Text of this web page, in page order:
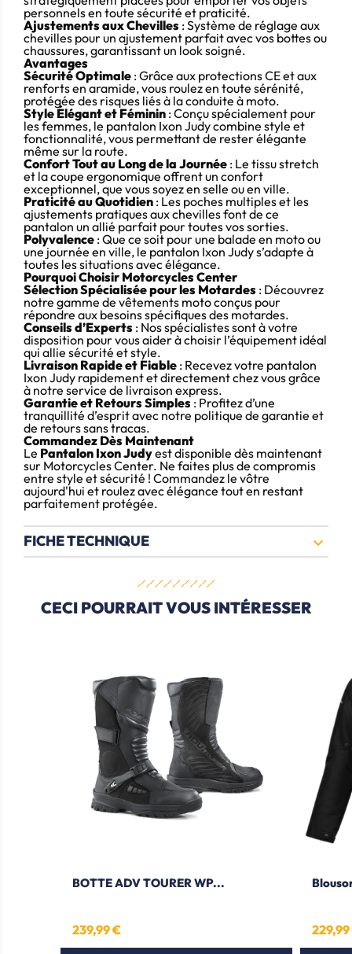
personnels en toute sécurité et praticité.
Ajustements aux Chevilles : Système de réglage aux
chevilles pour un ajustement parfait avec vos bottes ou
chaussures, garantissant un look soigné.
Avantages
Sécurité Optimale : Grâce aux protections CE et aux
renforts en aramide, vous roulez en toute sérénité,
protégée des risques liés à la conduite à moto.
Style Élégant et Féminin : Conçu spécialement pour
les femmes, le pantalon Ixon Judy combine style et
fonctionnalité, vous permettant de rester élégante
même sur la route.
Confort Tout au Long de la Journée : Le tissu stretch
et la coupe ergonomique offrent un confort
exceptionnel, que vous soyez en selle ou en ville.
Praticité au Quotidien : Les poches multiples et les
ajustements pratiques aux chevilles font de ce
pantalon un allié parfait pour toutes vos sorties.
Polyvalence : Que ce soit pour une balade en moto ou
une journée en ville, le pantalon Ixon Judy s’adapte à
toutes les situations avec élégance.
Pourquoi Choisir Motorcycles Center
Sélection Spécialisée pour les Motardes : Découvrez
notre gamme de vêtements moto conçus pour
répondre aux besoins spécifiques des motardes.
Conseils d’Experts : Nos spécialistes sont à votre
disposition pour vous aider à choisir l’équipement idéal
qui allie sécurité et style.
Livraison Rapide et Fiable : Recevez votre pantalon
Ixon Judy rapidement et directement chez vous grâce
à notre service de livraison express.
Garantie et Retours Simples : Profitez d’une
tranquillité d’esprit avec notre politique de garantie et
de retours sans tracas.
Commandez Dès Maintenant
Le Pantalon Ixon Judyest disponible dès maintenant
sur Motorcycles Center. Ne faites plus de compromis
entre style et sécurité ! Commandez le vôtre
aujourd'hui et roulez avec élégance tout en restant
parfaitement protégée.
FICHE TECHNIQUE 
CECI POURRAIT VOUS INTÉRESSER
BOTTE ADV TOURER WP...
Prix
239,99 € Prix